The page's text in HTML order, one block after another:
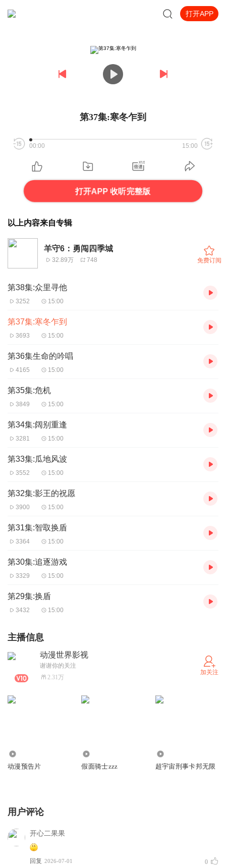
打开APP
第37集:寒冬乍到
00:00 15:00
打开APP 收听完整版
以上内容来自专辑
羊守6：勇闯四季城
32.89万 748 免费订阅
第38集:众里寻他
3252 15:00
第37集:寒冬乍到
3693 15:00
第36集生命的吟唱
4165 15:00
第35集:危机
3849 15:00
第34集:阔别重逢
3281 15:00
第33集:瓜地风波
3552 15:00
第32集:影王的祝愿
3900 15:00
第31集:智取换盾
3364 15:00
第30集:追逐游戏
3329 15:00
第29集:换盾
3432 15:00
主播信息
动漫世界影视
谢谢你的关注
2.31万
加关注
动漫预告片 假面骑士zzz 超宇宙刑事卡邦无限
用户评论
开心二果果
回复 2026-07-01 0